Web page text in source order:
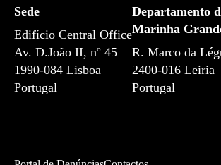
Sede
Edifício Central Office
Av. D.João II, nº 45
1990-084 Lisboa
Portugal
Departamento
Marinha
R. Marco da
2400-016 Leiria
Portugal